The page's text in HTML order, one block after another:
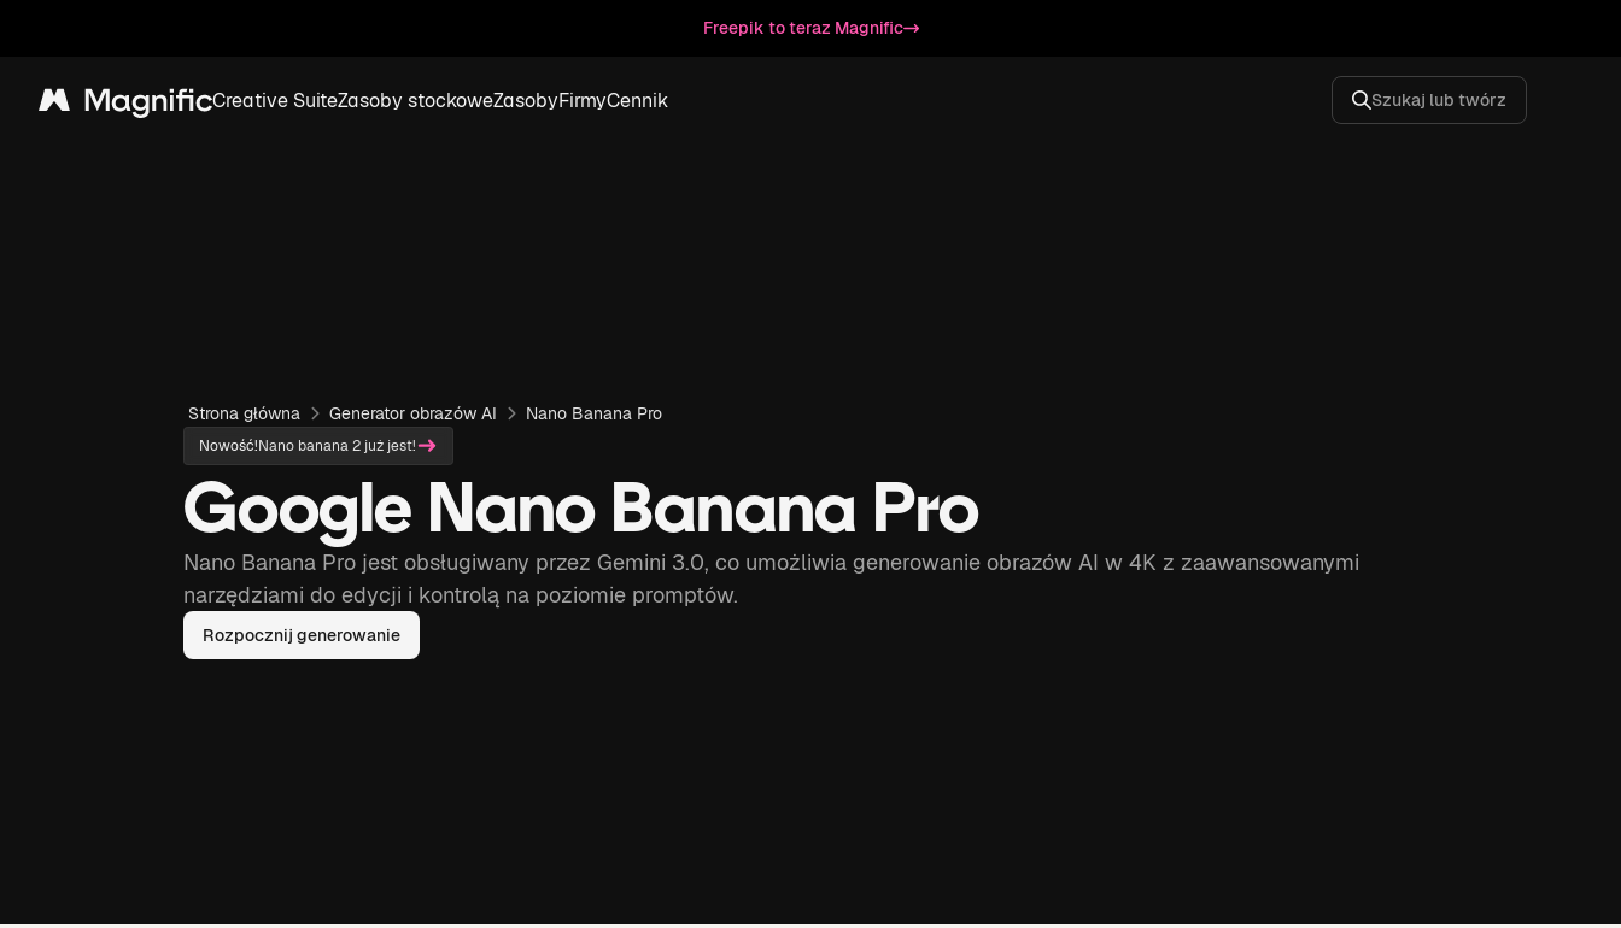
Freepik to teraz Magnific
Magnific Creative SuiteZasoby stockoweZasobyFirmyCennik Szukaj lub twórz
Strona główna Generator obrazów AI Nano Banana Pro
Nowość!Nano banana 2 już jest!
Google Nano Banana Pro
Nano Banana Pro jest obsługiwany przez Gemini 3.0, co umożliwia generowanie obrazów AI w 4K z zaawansowanymi
narzędziami do edycji i kontrolą na poziomie promptów.
Rozpocznij generowanie